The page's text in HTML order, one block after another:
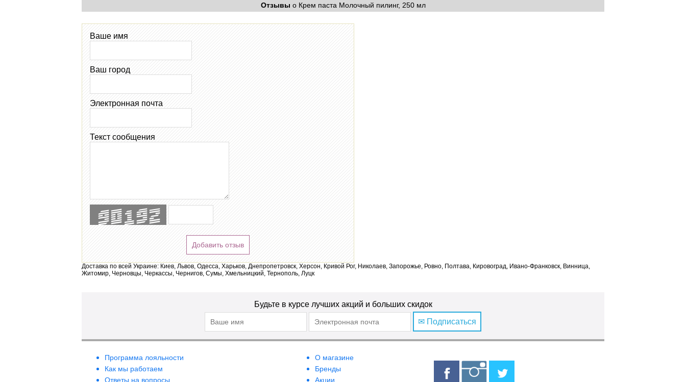
Отзывы о Крем паста Молочный пилинг, 250 мл
Ваше имя
Ваш город
Электронная почта
Текст сообщения
Добавить отзыв
Доставка по всей Украине: Киев, Львов, Одесса, Харьков, Днепропетровск, Херсон, Кривой Рог, Николаев, Запорожье, Ровно, Полтава, Кировоград, Ивано-Франковск, Винница,
Житомир, Черновцы, Черкассы, Чернигов, Сумы, Хмельницкий, Тернополь, Луцк
Будьте в курсе лучших акций и больших скидок
✉ Подписаться
Программа лояльности
Как мы работаем
Ответы на вопросы
О магазине
Бренды
Акции